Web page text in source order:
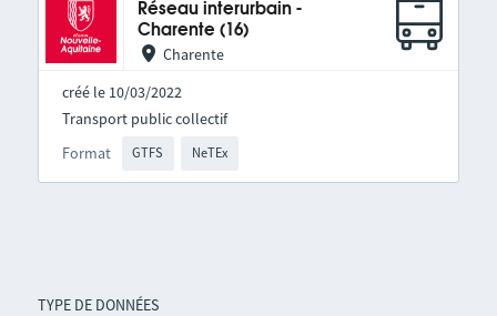
TYPE DE DONNÉES
Réseau interurbain -
Charente (16)
Charente
créé le 10/03/2022
Format GTFS NeTEx
Transport public collectif